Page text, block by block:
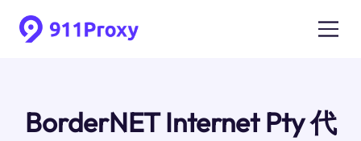
BorderNET Internet Pty 代